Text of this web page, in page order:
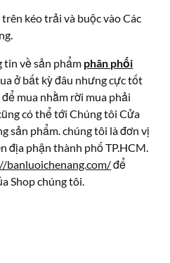
kéo trải và buộc vào Các
tin về sản phẩm phân phối
ở bất kỳ đâu nhưng cực tốt
mua nhằm rời mua phải
có thể tới Chúng tôi Cửa
sản phẩm. chúng tôi là đơn vị
địa phận thành phố TP.HCM.
banluoichenang.com/để
Shop chúng tôi.